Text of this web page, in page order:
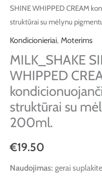
SHINE WHIPPED CREAM
struktūrai su mėlynu
Kondicionieriai, Moterims
MILK_SHAKE
WHIPPED
struktūrai su
200ml.
€19.50
Naudojimas: gerai